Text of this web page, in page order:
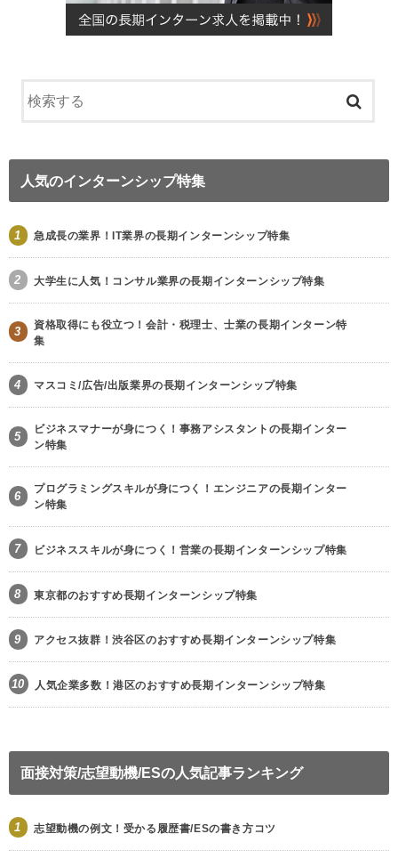
人気のインターンシップ特集
1 急成長の業界！IT業界の長期インターンシップ特集
2 大学生に人気！コンサル業界の長期インターンシップ特集
3
資格取得にも役立つ！会計・税理士、士業の長期インターン特
集
4 マスコミ/広告/出版業界の長期インターンシップ特集
5
ビジネスマナーが身につく！事務アシスタントの長期インター
ン特集
6
プログラミングスキルが身につく！エンジニアの長期インター
ン特集
7 ビジネススキルが身につく！営業の長期インターンシップ特集
8 東京都のおすすめ長期インターンシップ特集
9 アクセス抜群！渋谷区のおすすめ長期インターンシップ特集
10 人気企業多数！港区のおすすめ長期インターンシップ特集
面接対策/志望動機/ESの人気記事ランキング
1 志望動機の例文！受かる履歴書/ESの書き方コツ